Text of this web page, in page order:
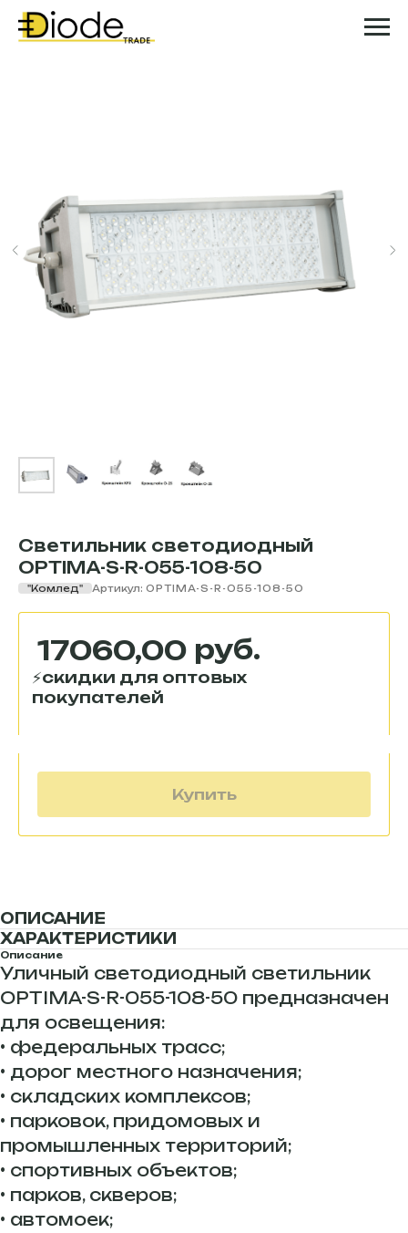
Светильник светодиодный
OPTIMA-S-R-055-108-50
"Комлед" Артикул: OPTIMA-S-R-055-108-50
17060,00 руб.
Купить
ОПИСАНИЕ
ХАРАКТЕРИСТИКИ
Описание
Уличный светодиодный светильник
OPTIMA-S-R-055-108-50 предназначен
для освещения:
• федеральных трасс;
• дорог местного назначения;
• складских комплексов;
• парковок, придомовых и
промышленных территорий;
• спортивных объектов;
• парков, скверов;
• автомоек;